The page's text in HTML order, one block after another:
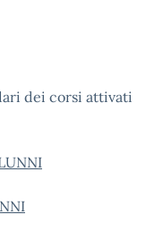
dei corsi attivati